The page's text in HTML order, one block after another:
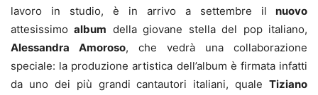
lavoro in studio, è in arrivo a settembre il nuovo
attesissimoalbum della giovane stella del pop italiano,
Alessandra Amoroso, che vedrà una collaborazione
speciale: la produzione artistica dell’album è firmata infatti
da uno dei più grandi cantautori italiani, quale Tiziano